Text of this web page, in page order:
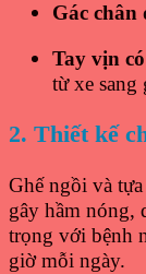
Gác
Tay vịn
từ xe sang
2. Thiết kế
Ghế ngồi và
gây hầm nóng,
trọng với bệnh
giờ mỗi ngày.